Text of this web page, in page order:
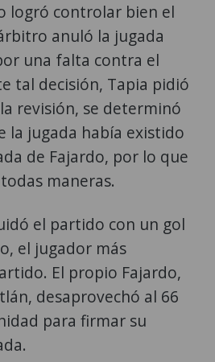
logró controlar bien el
anuló la jugada
una falta contra el
tal decisión, Tapia pidió
revisión, se determinó
la jugada había existido
de Fajardo, por lo que
maneras.
el partido con un gol
el jugador más
El propio Fajardo,
desaprovechó al 66
para firmar su